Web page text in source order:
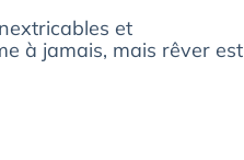
et
à jamais, mais rêver est